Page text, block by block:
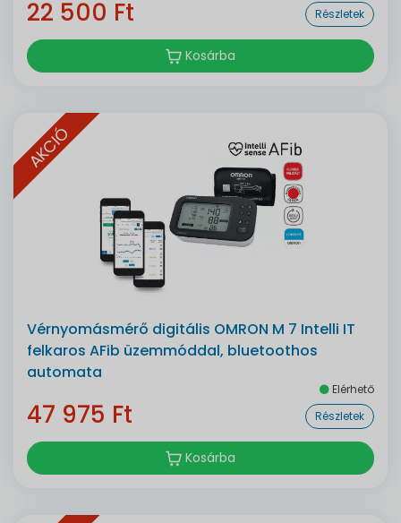
22 500 Ft Részletek
Kosárba
AKCIÓ
Vérnyomásmérő digitális OMRON M 7 Intelli IT
felkaros AFib üzemmóddal, bluetoothos
automata
Elérhető
47 975 Ft Részletek
Kosárba